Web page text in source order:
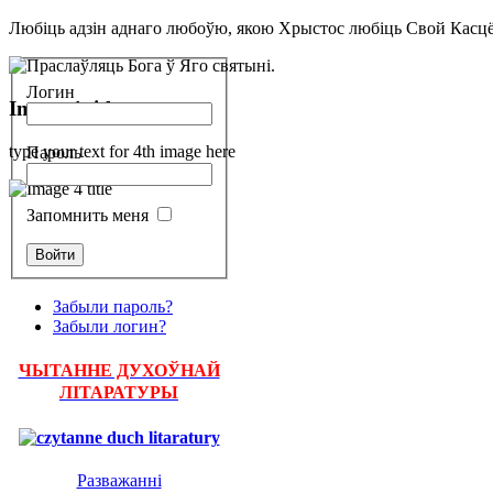
Любіць адзін аднаго любоўю, якою Хрыстос любіць Свой
Image 4 title
type your text for 4th image here
Логин
Пароль
Запомнить меня
Забыли пароль?
Забыли логин?
ЧЫТАННЕ ДУХОЎНАЙ
ЛІТАРАТУРЫ
Разважанні